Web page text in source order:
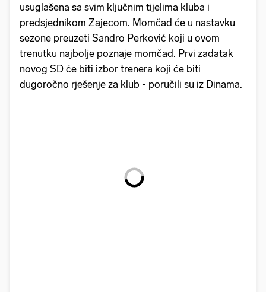
usuglašena sa svim ključnim tijelima kluba i
predsjednikom Zajecom. Momčad će u nastavku
sezone preuzeti Sandro Perković koji u ovom
trenutku najbolje poznaje momčad. Prvi zadatak
novog SD će biti izbor trenera koji će biti
dugoročno rješenje za klub - poručili su iz Dinama.